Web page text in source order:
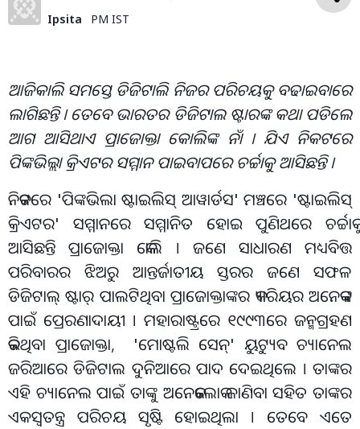
Ipsita
PM IST
ଆଜିକାଲି ସମସ୍ତେ ଡିଜିଟାଲି ନିଜର ପରିଚୟକୁ ବଢାଇବାରେ
ଲାଗିଛନ୍ତି । ତେବେ ଭାରତର ଡିଜିଟାଲ ଷ୍ଟାରଙ୍କ କଥା ପଡିଲେ
ଆଗ ଆସିଥାଏ ପ୍ରାଜୋକ୍ତା କୋଲିଙ୍କ ନାଁ । ଯିଏ ନିକଟରେ
ପିଙ୍କଭିଲ୍ଲା କ୍ରିଏଟର ସମ୍ମାନ ପାଇବାପରେ ଚର୍ଚ୍ଚାକୁ ଆସିଛନ୍ତି ।
ନିକଟରେ 'ପିଙ୍କଭିଲା ଷ୍ଟାଇଲିସ୍ ଆୱାର୍ଡସ' ମଞ୍ଚରେ 'ଷ୍ଟାଇଲିସ୍
କ୍ରିଏଟର' ସମ୍ମାନରେ ସମ୍ମାନିତ ହୋଇ ପୁଣିଥରେ ଚର୍ଚ୍ଚାକୁ
ଆସିଛନ୍ତି ପ୍ରାଜୋକ୍ତା କୋଲି । ଜଣେ ସାଧାରଣ ମଧ୍ୟବିତ୍ତ
ପରିବାରର ଝିଅରୁ ଆନ୍ତର୍ଜାତୀୟ ସ୍ତରର ଜଣେ ସଫଳ
ଡିଜିଟାଲ୍ ଷ୍ଟାର୍ ପାଲଟିଥିବା ପ୍ରାଜୋକ୍ତାଙ୍କର କ୍ୟାରିୟର ଅନେକଙ୍କ
ପାଇଁ ପ୍ରେରଣାଦାୟୀ । ମହାରାଷ୍ଟ୍ରରେ ୧୯୯୩ରେ ଜନ୍ମଗ୍ରହଣ
କରିଥିବା ପ୍ରାଜୋକ୍ତା, 'ମୋଷ୍ଟଲି ସେନ୍' ୟୁଟ୍ୟୁବ ଚ୍ୟାନେଲ
ଜରିଆରେ ଡିଜିଟାଲ ଦୁନିଆରେ ପାଦ ଦେଇଥିଲେ । ତାଙ୍କର
ଏହି ଚ୍ୟାନେଲ ପାଇଁ ତାଙ୍କୁ ଅନେକଲୋକ ଜାଣିବା ସହିତ ତାଙ୍କର
ଏକ ସ୍ବତନ୍ତ୍ର ପରିଚୟ ସୃଷ୍ଟି ହୋଇଥିଲା । ତେବେ ଏତେ